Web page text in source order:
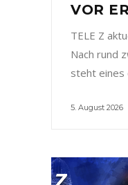
VOR
TELE Z
Nach rund
steht eines
5. August 2026